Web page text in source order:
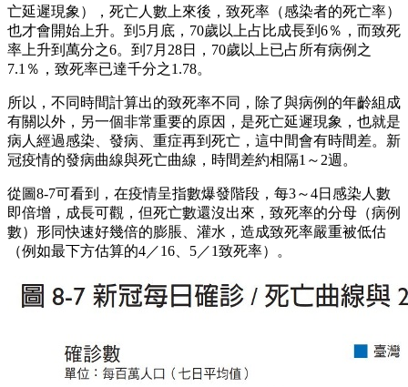
亡延遲現象），死亡人數上來後，致死率（感染者的死亡率）
也才會開始上升。到5月底，70歲以上占比成長到6％，而致死
率上升到萬分之6。到7月28日，70歲以上已占所有病例之
7.1％，致死率已達千分之1.78。
所以，不同時間計算出的致死率不同，除了與病例的年齡組成
有關以外，另一個非常重要的原因，是死亡延遲現象，也就是
病人經過感染、發病、重症再到死亡，這中間會有時間差。新
冠疫情的發病曲線與死亡曲線，時間差約相隔1～2週。
從圖8-7可看到，在疫情呈指數爆發階段，每3～4日感染人數
即倍增，成長可觀，但死亡數還沒出來，致死率的分母（病例
數）形同快速好幾倍的膨脹、灌水，造成致死率嚴重被低估
（例如最下方估算的4／16、5／1致死率）。